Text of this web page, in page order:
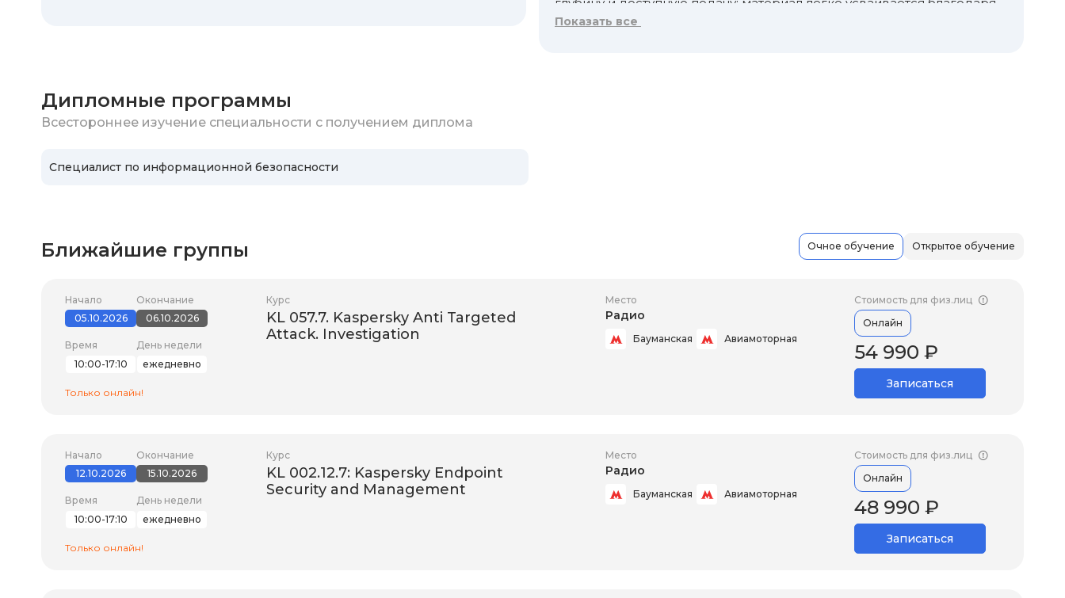
множеству примеров, практическим задачам и живой подаче.
Показать все
Дипломные программы
Всестороннее изучение специальности с получением диплома
Специалист по информационной безопасности
Ближайшие группы Очное обучение Открытое обучение
Начало
05.10.2026
Окончание
06.10.2026
Время
10:00-17:10
День недели
ежедневно
Только онлайн!
Курс
KL 057.7. Kaspersky Anti Targeted
Attack. Investigation
Место
Радио
Бауманская Авиамоторная
Стоимость для физ.лиц
Онлайн
54 990 ₽
Записаться
Начало
12.10.2026
Окончание
15.10.2026
Время
10:00-17:10
День недели
ежедневно
Только онлайн!
Курс
KL 002.12.7: Kaspersky Endpoint
Security and Management
Место
Радио
Бауманская Авиамоторная
Стоимость для физ.лиц
Онлайн
48 990 ₽
Записаться